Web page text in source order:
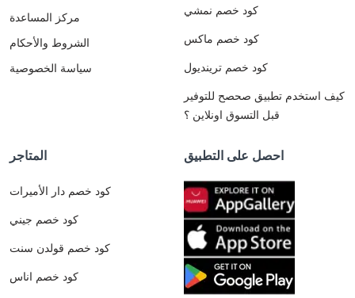
مركز المساعدة
الشروط والأحكام
سياسة الخصوصية
كود خصم نمشي
كود خصم ماكس
كود خصم ترينديول
كيف استخدم تطبيق صحصح للتوفير
قبل التسوق اونلاين ؟
المتاجر
كود خصم دار الأميرات
كود خصم جيني
كود خصم قولدن سنت
كود خصم اناس
احصل على التطبيق